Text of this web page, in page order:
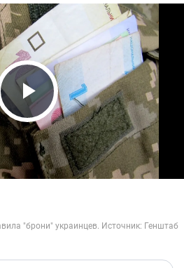
Play Video